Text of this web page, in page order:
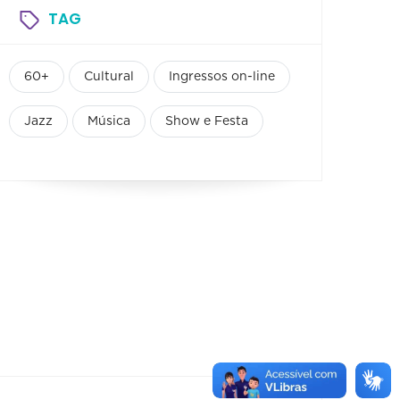
TAG
60+ Cultural Ingressos on-line
Jazz Música Show e Festa